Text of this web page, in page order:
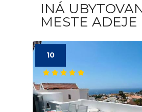
INÁ
MESTE ADEJE
10